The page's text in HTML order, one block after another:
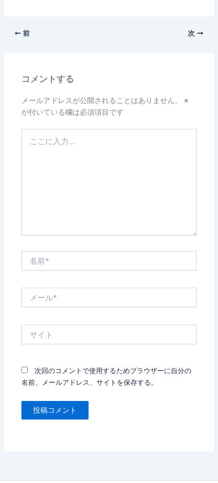
前 次
コメントする
メールアドレスが公開されることはありません。
※
が付いている欄は必須項目です
次回のコメントで使用するためブラウザーに自分の
名前、メールアドレス、サイトを保存する。